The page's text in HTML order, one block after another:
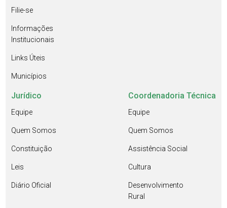
Filie-se
Informações
Institucionais
Links Úteis
Municípios
Jurídico
Equipe
Quem Somos
Constituição
Leis
Diário Oficial
Coordenadoria Técnica
Equipe
Quem Somos
Assistência Social
Cultura
Desenvolvimento
Rural